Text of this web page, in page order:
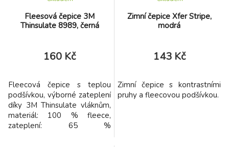
Fleesová čepice 3M
Thinsulate 8989, černá
160 Kč
Fleecová čepice s teplou
podšívkou, výborné zateplení
díky 3M Thinsulate vláknům,
materiál: 100 % fleece,
zateplení: 65 %
Zimní čepice Xfer Stripe,
modrá
143 Kč
Zimní čepice s kontrastními
pruhy a fleecovou podšívkou.